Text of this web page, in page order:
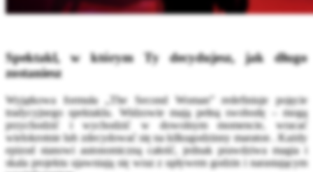
Spektakl, w którym Ty decydujesz, jak długo
zostaniesz
Wyjątkowa formuła „The Second Woman” redefiniuje pojęcie
tradycyjnego spektaklu.
Widzowie mają pełną swobodę – mogą
przychodzić i wychodzić w dowolnym momencie, wracać
wielokrotnie lub zdecydować się na kilkugodzinny maraton
. Każdy
epizod stanowi autonomiczną całość, jednak prawdziwa magia i
skala projektu ujawniają się wraz z upływem godzin i narastającym